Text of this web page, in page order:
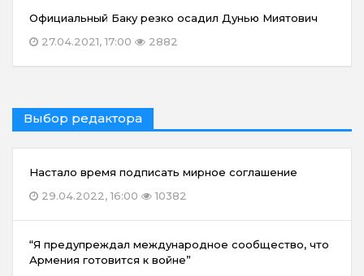
Официальный Баку резко осадил Дунью Миятович
27.04.2021, 17:00
2882
Выбор редактора
Настало время подписать мирное соглашение
29.04.2022, 16:00
10382
“Я предупреждал международное сообщество, что
Армения готовится к войне”